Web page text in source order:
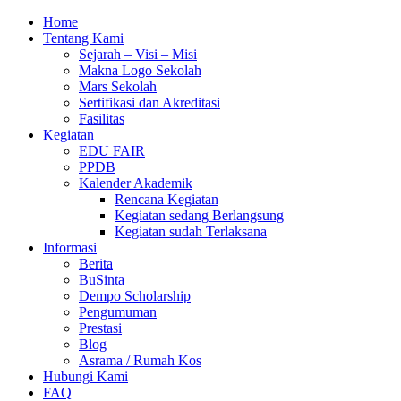
Home
Tentang Kami
Sejarah – Visi – Misi
Makna Logo Sekolah
Mars Sekolah
Sertifikasi dan Akreditasi
Fasilitas
Kegiatan
EDU FAIR
PPDB
Kalender Akademik
Rencana Kegiatan
Kegiatan sedang Berlangsung
Kegiatan sudah Terlaksana
Informasi
Berita
BuSinta
Dempo Scholarship
Pengumuman
Prestasi
Blog
Asrama / Rumah Kos
Hubungi Kami
FAQ